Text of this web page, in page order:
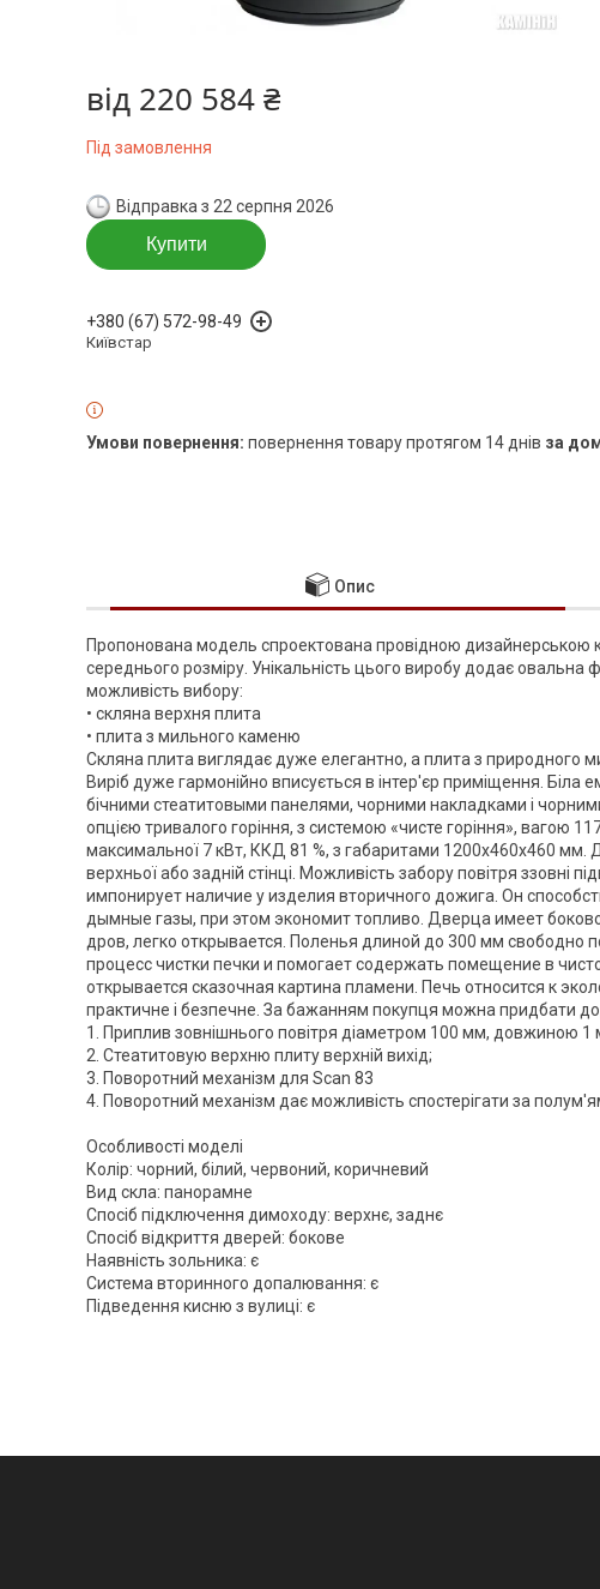
від 220 584 ₴
Під замовлення
Відправка з 22 серпня 2026
Купити
+380 (67) 572-98-49
Київстар
повернення товару протягом 14 днів за
Опис
Пропонована модель спроектована провідною дизайнерською
середнього розміру. Унікальність цього виробу додає овальна
можливість вибору:
• скляна верхня плита
• плита з мильного каменю
Скляна плита виглядає дуже елегантно, а плита з природного
Виріб дуже гармонійно вписується в інтер'єр приміщення. Біла
бічними стеатитовыми панелями, чорними накладками і
опцією тривалого горіння, з системою «чисте горіння», вагою
максимальної 7 кВт, ККД 81 %, з габаритами 1200х460х460 мм.
верхньої або задній стінці. Можливість забору повітря ззовні
импонирует наличие у изделия вторичного дожига. Он
дымные газы, при этом экономит топливо. Дверца имеет
дров, легко открывается. Поленья длиной до 300 мм
процесс чистки печки и помогает содержать помещение в
открывается сказочная картина пламени. Печь относится к
практичне і безпечне. За бажанням покупця можна придбати
1. Приплив зовнішнього повітря діаметром 100 мм, довжиною 1
2. Стеатитовую верхню плиту верхній вихід;
3. Поворотний механізм для Scan 83
4. Поворотний механізм дає можливість спостерігати за
Особливості моделі
Колір: чорний, білий, червоний, коричневий
Вид скла: панорамне
Спосіб підключення димоходу: верхнє, заднє
Спосіб відкриття дверей: бокове
Наявність зольника: є
Система вторинного допалювання: є
Підведення кисню з вулиці: є